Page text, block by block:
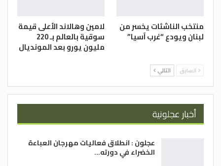
منتخب الناشئات يخسر من
لبنان ويودع “غرب آسيا”
لامين وهالاند الأعلى قيمة
سوقية بالعالم بـ 220
مليون يورو بعد المونديال
السابق التالي
أخبار عجلونية
عجلون : انطلاق فعاليات مهرجان العباءة
الخضراء في دورته…